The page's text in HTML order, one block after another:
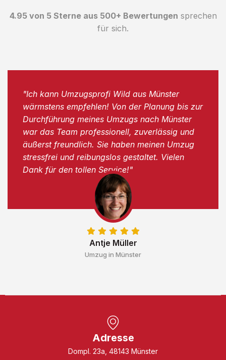
4.95 von 5 Sterne aus 500+ Bewertungen sprechen
für sich.
Antje Müller
Umzug in Münster
"Ich kann Umzugsprofi Wild aus Münster
wärmstens empfehlen! Von der Planung bis zur
Durchführung meines Umzugs nach Münster
war das Team professionell, zuverlässig und
äußerst freundlich. Sie haben meinen Umzug
stressfrei und reibungslos gestaltet. Vielen
Dank für den tollen Service!"
Adresse
Dompl. 23a, 48143 Münster